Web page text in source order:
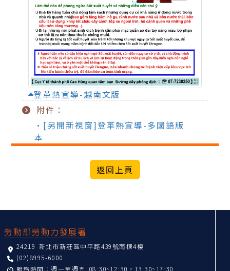
登革熱宣導-越南文版
附件：
•[另開新視窗]登革熱宣導-多國語版
本
勞動部勞動力發展署
24219 新北市新莊區中平路439號南棟4樓
(02)8995-6000
服務時間：週一至週五 08:30~12:30，13:30~17:30